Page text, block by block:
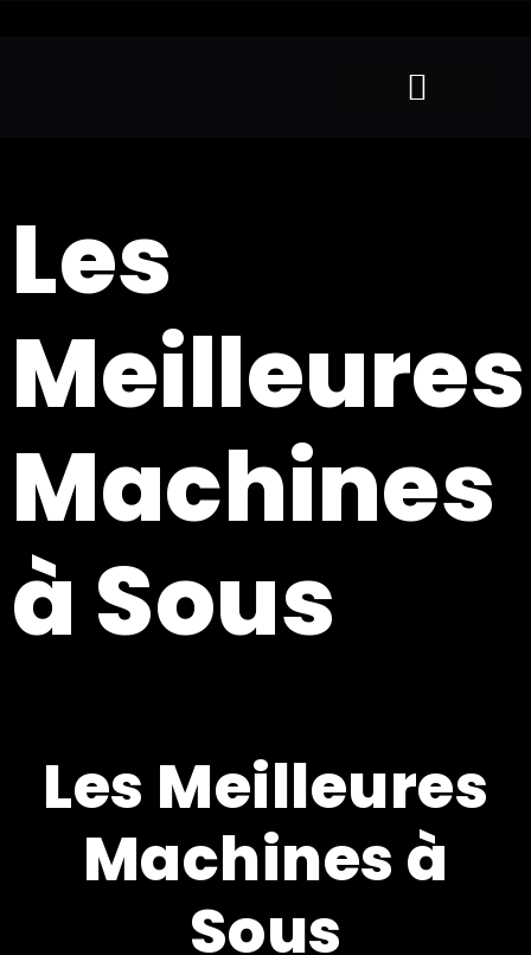
Les
Meilleures
Machines
à Sous
Les Meilleures
Machines à
Sous